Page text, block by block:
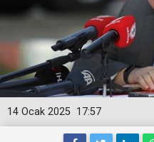
17:57
14 Ocak 2025